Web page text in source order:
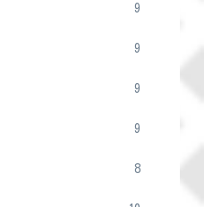
9
9
9
9
8